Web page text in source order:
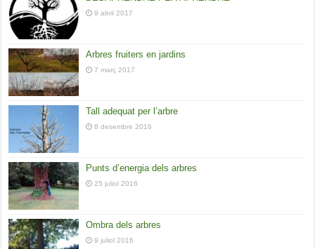
9 abril 2017
Arbres fruiters en jardins
7 març 2017
Tall adequat per l’arbre
8 desembre 2016
Punts d’energia dels arbres
25 juliol 2016
Ombra dels arbres
9 juliol 2016